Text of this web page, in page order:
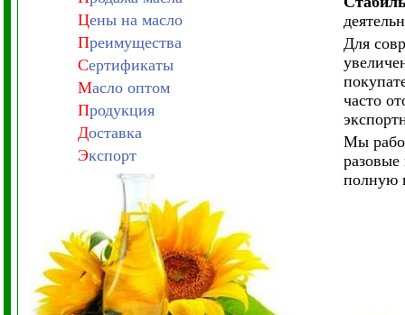
Цены на масло
Преимущества
Сертификаты
Масло оптом
Продукция
Доставка
Экспорт
Для
часто
Мы
полную